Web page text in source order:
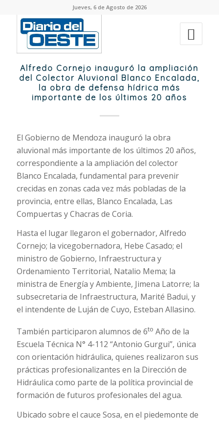
Jueves, 6 de Agosto de 2026
Alfredo Cornejo inauguró la ampliación
del Colector Aluvional Blanco Encalada,
la obra de defensa hídrica más
importante de los últimos 20 años
El Gobierno de Mendoza inauguró la obra
aluvional más importante de los últimos 20 años,
correspondiente a la ampliación del colector
Blanco Encalada, fundamental para prevenir
crecidas en zonas cada vez más pobladas de la
provincia, entre ellas, Blanco Encalada, Las
Compuertas y Chacras de Coria.
Hasta el lugar llegaron el gobernador, Alfredo
Cornejo; la vicegobernadora, Hebe Casado; el
ministro de Gobierno, Infraestructura y
Ordenamiento Territorial, Natalio Mema; la
ministra de Energía y Ambiente, Jimena Latorre; la
subsecretaria de Infraestructura, Marité Badui, y
el intendente de Luján de Cuyo, Esteban Allasino.
También participaron alumnos de 6to Año de la
Escuela Técnica N° 4-112 “Antonio Gurgui”, única
con orientación hidráulica, quienes realizaron sus
prácticas profesionalizantes en la Dirección de
Hidráulica como parte de la política provincial de
formación de futuros profesionales del agua.
Ubicado sobre el cauce Sosa, en el piedemonte de